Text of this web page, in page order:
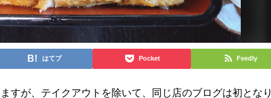
はてブ Pocket Feedly
すが、テイクアウトを除いて、同じ店のブログは初となり